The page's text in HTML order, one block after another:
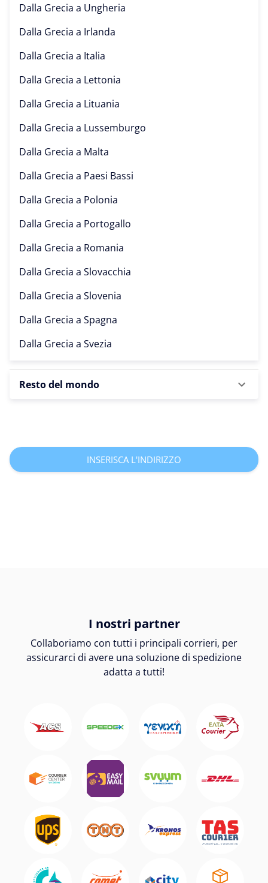
Dalla Grecia a Ungheria
Dalla Grecia a Irlanda
Dalla Grecia a Italia
Dalla Grecia a Lettonia
Dalla Grecia a Lituania
Dalla Grecia a Lussemburgo
Dalla Grecia a Malta
Dalla Grecia a Paesi Bassi
Dalla Grecia a Polonia
Dalla Grecia a Portogallo
Dalla Grecia a Romania
Dalla Grecia a Slovacchia
Dalla Grecia a Slovenia
Dalla Grecia a Spagna
Dalla Grecia a Svezia
Resto del mondo
INSERISCA L'INDIRIZZO
I nostri partner
Collaboriamo con tutti i principali corrieri, per
assicurarci di avere una soluzione di spedizione
adatta a tutti!